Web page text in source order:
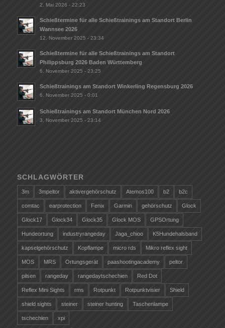
2. Mai 2026 - 22:23
Schießtermine für alle Schießtrainings am Standort Berlin
Wannsee 2026
12. November 2025 - 23:34
Schießtermine für alle Schießtrainings am Standort
Philippsburg 2026 Baden Württemberg
6. November 2025 - 23:25
Schießtrainings am Standort Winkerling Regensburg 2026
6. November 2025 - 0:01
Schießtrainings am Standort München Nord 2026
3. November 2025 - 23:14
SCHLAGWÖRTER
3m 3mpeltor aktivergehörschutz Atemos100 b2 b2c
comtac earprotection Fenix Garmin gehörschutz Glock
Glock17 Glock34 Glock35 Glock MOS GPSOrtung
Hundeortung industryrangeday Jaga_chioo K5Hundehalsband
kapselgehörschutz Kopflampe micro rds Mikro reflex sight
MOS MRS Ortungsgerät paashootingacademy peltor
pilsen rangeday rangedaytschechien Red Dot
Reflex Mini Sights rms Rotpunkt Rotpunktvisier Shield
shield sights steiner steiner hunting Taschenlampe
tschechien xpi